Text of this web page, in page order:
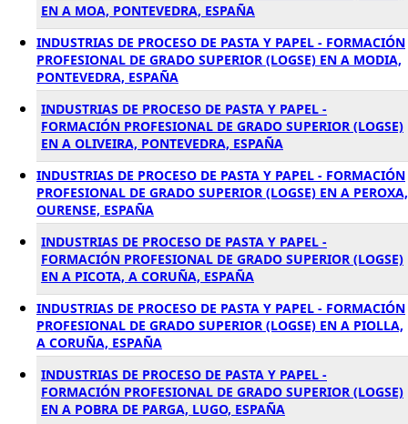
EN A MOA, PONTEVEDRA, ESPAÑA
INDUSTRIAS DE PROCESO DE PASTA Y PAPEL - FORMACIÓN
PROFESIONAL DE GRADO SUPERIOR (LOGSE) EN A MODIA,
PONTEVEDRA, ESPAÑA
INDUSTRIAS DE PROCESO DE PASTA Y PAPEL -
FORMACIÓN PROFESIONAL DE GRADO SUPERIOR (LOGSE)
EN A OLIVEIRA, PONTEVEDRA, ESPAÑA
INDUSTRIAS DE PROCESO DE PASTA Y PAPEL - FORMACIÓN
PROFESIONAL DE GRADO SUPERIOR (LOGSE) EN A PEROXA,
OURENSE, ESPAÑA
INDUSTRIAS DE PROCESO DE PASTA Y PAPEL -
FORMACIÓN PROFESIONAL DE GRADO SUPERIOR (LOGSE)
EN A PICOTA, A CORUÑA, ESPAÑA
INDUSTRIAS DE PROCESO DE PASTA Y PAPEL - FORMACIÓN
PROFESIONAL DE GRADO SUPERIOR (LOGSE) EN A PIOLLA,
A CORUÑA, ESPAÑA
INDUSTRIAS DE PROCESO DE PASTA Y PAPEL -
FORMACIÓN PROFESIONAL DE GRADO SUPERIOR (LOGSE)
EN A POBRA DE PARGA, LUGO, ESPAÑA